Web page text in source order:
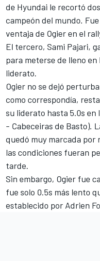
de Hyundai le recortó
campeón del mundo.
ventaja de Ogier en el
El tercero, Sami Pajari,
para meterse de lleno en
liderato.
Ogier no se dejó
como correspondía,
su liderato hasta 5.0s en
- Cabeceiras de Basto).
quedó muy marcada por
las condiciones fueran
tarde.
Sin embargo, Ogier fue
fue solo 0.5s más lento
establecido por Adrien